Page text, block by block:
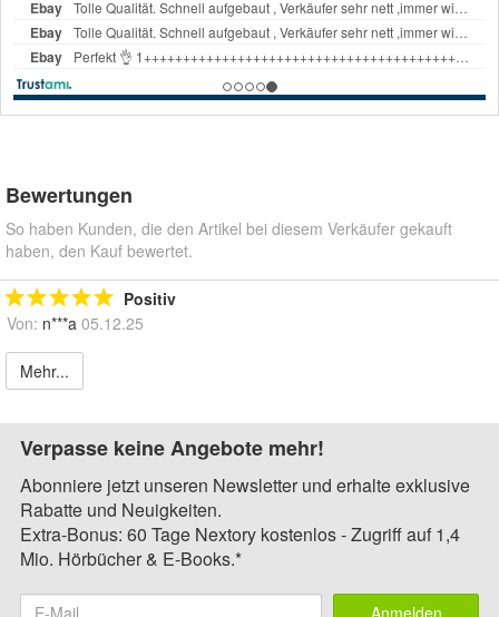
Bewertungen
So haben Kunden, die den Artikel bei diesem Verkäufer gekauft
haben, den Kauf bewertet.
Positiv
Von: n***a 05.12.25
Mehr...
Verpasse keine Angebote mehr!
Abonniere jetzt unseren Newsletter und erhalte exklusive
Rabatte und Neuigkeiten.
Extra-Bonus: 60 Tage Nextory kostenlos - Zugriff auf 1,4
Mio. Hörbücher & E-Books.*
Anmelden